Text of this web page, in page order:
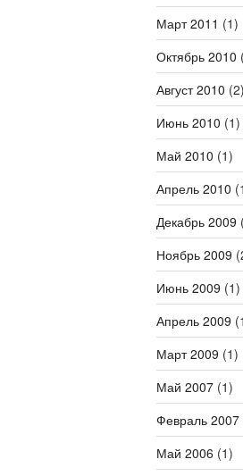
Март 2011 (1)
Октябрь 2010
Август 2010 (2)
Июнь 2010 (1)
Май 2010 (1)
Апрель 2010
Декабрь 2009
Ноябрь 2009
Июнь 2009 (1)
Апрель 2009
Март 2009 (1)
Май 2007(1)
Февраль 2007
Май 2006 (1)